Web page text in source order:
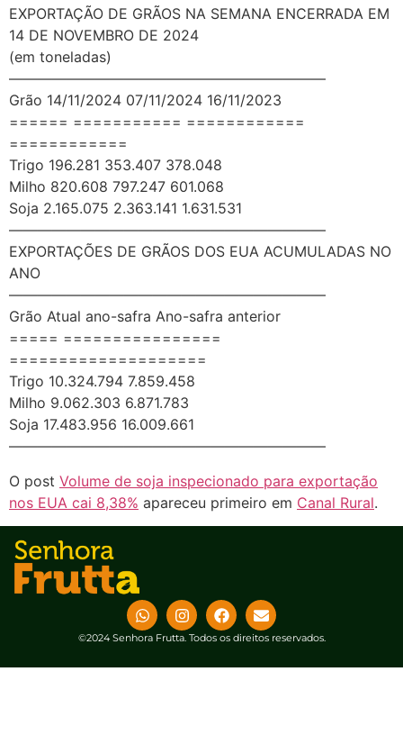
EXPORTAÇÃO DE GRÃOS NA SEMANA ENCERRADA EM
14 DE NOVEMBRO DE 2024
(em toneladas)
——————————————————————
Grão 14/11/2024 07/11/2024 16/11/2023
====== =========== ============
============
Trigo 196.281 353.407 378.048
Milho 820.608 797.247 601.068
Soja 2.165.075 2.363.141 1.631.531
——————————————————————
EXPORTAÇÕES DE GRÃOS DOS EUA ACUMULADAS NO
ANO
——————————————————————
Grão Atual ano-safra Ano-safra anterior
===== ================
====================
Trigo 10.324.794 7.859.458
Milho 9.062.303 6.871.783
Soja 17.483.956 16.009.661
——————————————————————
O post Volume de soja inspecionado para exportação
nos EUA cai 8,38% apareceu primeiro em Canal Rural.
©2024 Senhora Frutta. Todos os direitos reservados.